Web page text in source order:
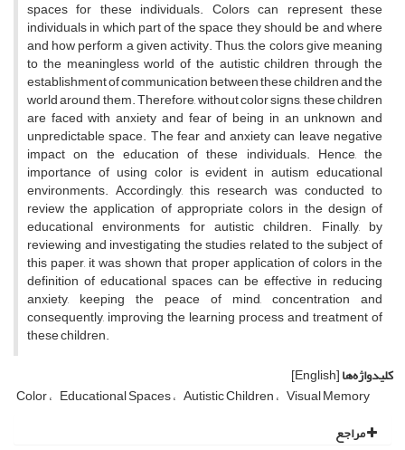
spaces for these individuals. Colors can represent these
individuals in which part of the space they should be and where
and how perform a given activity. Thus, the colors give meaning
to the meaningless world of the autistic children through the
establishment of communication between these children and the
world around them. Therefore, without color signs, these children
are faced with anxiety and fear of being in an unknown and
unpredictable space. The fear and anxiety can leave negative
impact on the education of these individuals. Hence, the
importance of using color is evident in autism educational
environments. Accordingly, this research was conducted to
review the application of appropriate colors in the design of
educational environments for autistic children. Finally, by
reviewing and investigating the studies related to the subject of
this paper, it was shown that proper application of colors in the
definition of educational spaces can be effective in reducing
anxiety, keeping the peace of mind, concentration and
consequently, improving the learning process and treatment of
these children.
کلیدواژه‌ها[English]
Color Educational Spaces Autistic Children Visual Memory
مراجع